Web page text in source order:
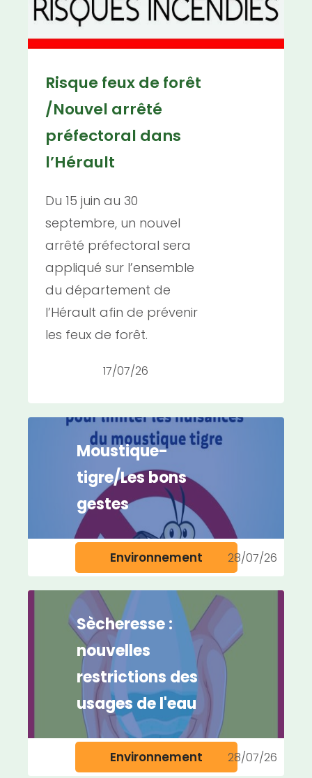
Risque feux de forêt
/Nouvel arrêté
préfectoral dans
l’Hérault
Du 15 juin au 30
septembre, un nouvel
arrêté préfectoral sera
appliqué sur l’ensemble
du département de
l’Hérault afin de prévenir
les feux de forêt.
17/07/26
Moustique-
tigre/Les bons
gestes
Environnement 28/07/26
Sècheresse :
nouvelles
restrictions des
usages de l'eau
Environnement 28/07/26